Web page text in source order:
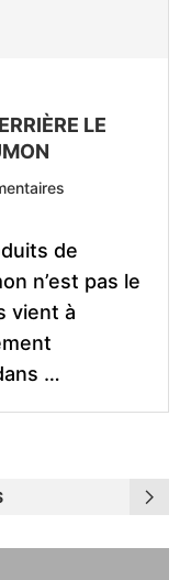
LE
de
n’est pas le
vient à
…